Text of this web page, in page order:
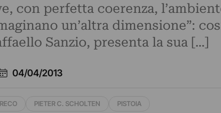
con perfetta coerenza,
un’altra dimensione”:
Sanzio, presenta la sua […]
04/04/2013
PIETER C. SCHOLTEN PISTOIA